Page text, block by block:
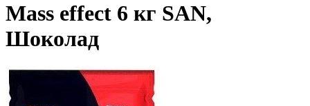
Mass effect 6 кг SAN,
Шоколад